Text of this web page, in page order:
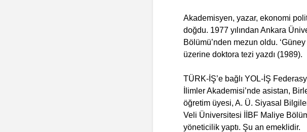
Akademisyen, yazar, ekonomi
doğdu. 1977 yılından Ankara
Bölümü’nden mezun oldu.
üzerine doktora tezi yazdı (1989).
TÜRK-İŞ’e bağlı YOL-İŞ
İlimler Akademisi’nde asistan,
öğretim üyesi, A. Ü. Siyasal
Veli Üniversitesi İİBF Maliye
yöneticilik yaptı. Şu an emeklidir.